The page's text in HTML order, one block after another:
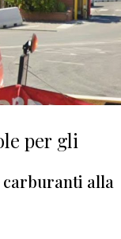
per gli
carburanti alla